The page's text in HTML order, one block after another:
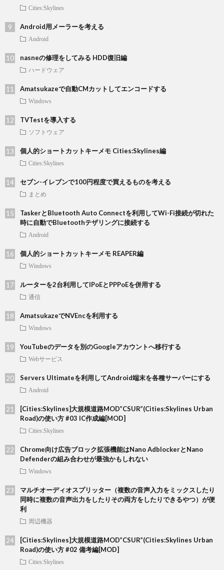
Cities:Skylines
Android用メーラーを考える
Android
nasneの修理をしてみる HDD復旧編
ハードウェア
Amatsukazeで自動CMカットしてエンコードする
Windows
TVTestを導入する
ソフトウェア
個人的ショートカットキーメモ Cities:Skylines編
Cities:Skylines
セブン-イレブンで100円程度で買えるものを考える
まとめ
TaskerとBluetooth Auto Connectを利用してWi-Fi接続が切れた
時に自動でBluetoothテザリングに接続する
Android
個人的ショートカットキーメモ REAPER編
Windows
ルーターを2台利用してIPoEとPPPoEを併用する
通信
AmatsukazeでNVEncを利用する
Windows
YouTubeのデータを別のGoogleアカウントへ移行する
Webサービス
Servers Ultimateを利用してAndroid端末を各種サーバーにする
Android
[Cities:Skylines]大規模道路MOD”CSUR”(Cities:Skylines Urban
Road)の使い方 #03 IC作成編[MOD]
Cities:Skylines
Chrome向け広告ブロック拡張機能はNano AdblockerとNano
Defenderの組み合わせが最強かもしれない
Windows
マルチオーディオスプリッター（複数の音声入力をミックスしたり
同時に複数の音声出力をしたりその両方をしたりできるやつ）が便
利
周辺機器
[Cities:Skylines]大規模道路MOD”CSUR”(Cities:Skylines Urban
Road)の使い方 #02 備考編[MOD]
Cities:Skylines